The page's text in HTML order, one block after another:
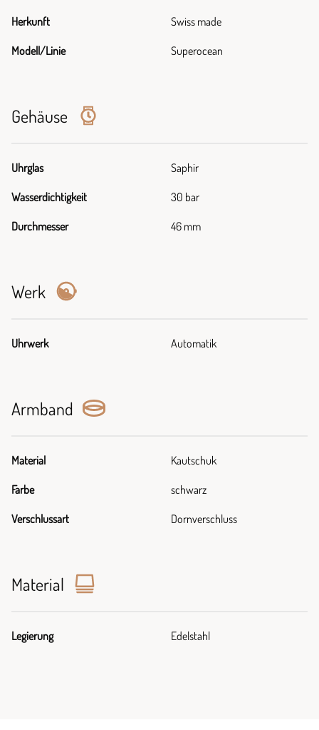
Herkunft Swiss made
Modell/Linie Superocean
Gehäuse
Uhrglas Saphir
Wasserdichtigkeit 30 bar
Durchmesser 46 mm
Werk
Uhrwerk Automatik
Armband
Material Kautschuk
Farbe schwarz
Verschlussart Dornverschluss
Material
Legierung Edelstahl